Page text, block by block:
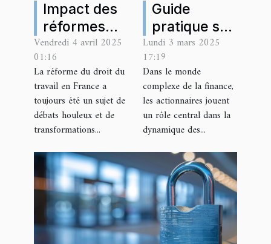
Impact des
réformes
récentes
sur le droit
du travail en
France
Vendredi 4 avril 2025
01:16
La réforme du droit du
travail en France a
toujours été un sujet de
débats houleux et de
transformations...
Guide
pratique sur
les droits
des
actionnaires
dans les
sociétés
cotées
Lundi 3 mars 2025
17:19
Dans le monde
complexe de la finance,
les actionnaires jouent
un rôle central dans la
dynamique des...